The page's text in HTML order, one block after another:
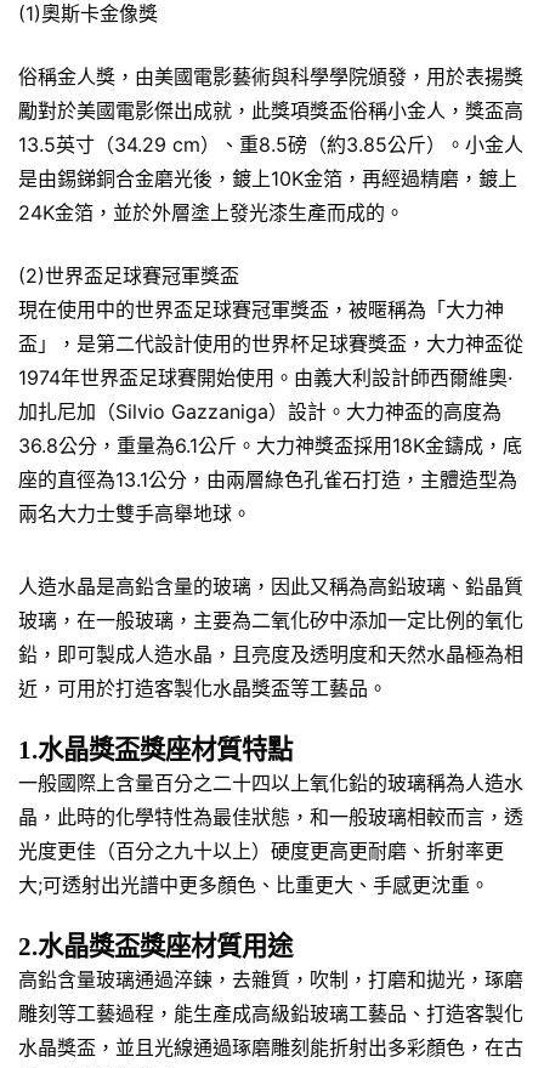
(1)奧斯卡金像獎
俗稱金人獎，由美國電影藝術與科學學院頒發，用於表揚獎
勵對於美國電影傑出成就，此獎項獎盃俗稱小金人，獎盃高
13.5英寸（34.29 cm）、重8.5磅（約3.85公斤）。小金人
是由錫銻銅合金磨光後，鍍上10K金箔，再經過精磨，鍍上
24K金箔，並於外層塗上發光漆生產而成的。
(2)世界盃足球賽冠軍獎盃
現在使用中的世界盃足球賽冠軍獎盃，被暱稱為「大力神
盃」，是第二代設計使用的世界杯足球賽獎盃，大力神盃從
1974年世界盃足球賽開始使用。由義大利設計師西爾維奧·
加扎尼加（Silvio Gazzaniga）設計。大力神盃的高度為
36.8公分，重量為6.1公斤。大力神獎盃採用18K金鑄成，底
座的直徑為13.1公分，由兩層綠色孔雀石打造，主體造型為
兩名大力士雙手高舉地球。
人造水晶是高鉛含量的玻璃，因此又稱為高鉛玻璃、鉛晶質
玻璃，在一般玻璃，主要為二氧化矽中添加一定比例的氧化
鉛，即可製成人造水晶，且亮度及透明度和天然水晶極為相
近，可用於打造客製化水晶獎盃等工藝品。
1.水晶獎盃獎座材質特點
一般國際上含量百分之二十四以上氧化鉛的玻璃稱為人造水
晶，此時的化學特性為最佳狀態，和一般玻璃相較而言，透
光度更佳（百分之九十以上）硬度更高更耐磨、折射率更
大;可透射出光譜中更多顏色、比重更大、手感更沈重。
2.水晶獎盃獎座材質用途
高鉛含量玻璃通過淬鍊，去雜質，吹制，打磨和拋光，琢磨
雕刻等工藝過程，能生產成高級鉛玻璃工藝品、打造客製化
水晶獎盃，並且光線通過琢磨雕刻能折射出多彩顏色，在古